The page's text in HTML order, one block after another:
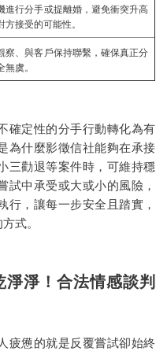
進行分手或提離婚，避免衝突升高
接受的可能性。
察、與客戶保持聯繫，確保真正分
虞。
確定性的分手行動轉化為有
為什麼影徵信社能夠在承接
三勸退等案件時，可維持穩
試中承受或大或小的風險，
行，讓每一步安全且踏實，
式。
淨！合法情感談判
疲憊的就是反覆嘗試卻始終